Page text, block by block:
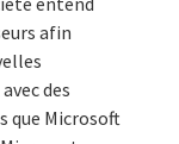
afin
des
que Microsoft